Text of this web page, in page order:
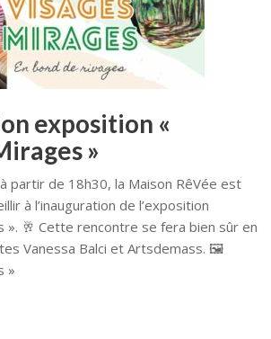
exposition «
»
partir de 18h30, la Maison RêVée est
à l’inauguration de l’exposition
». 🥂 Cette rencontre se fera bien sûr en
Vanessa Balci et Artsdemass. 🖼️
»